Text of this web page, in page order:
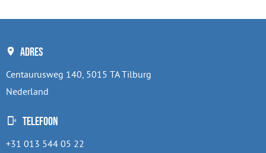
Adres
Centaurusweg 140, 5015 TA Tilburg
Nederland
Telefoon
+31 013 544 05 22